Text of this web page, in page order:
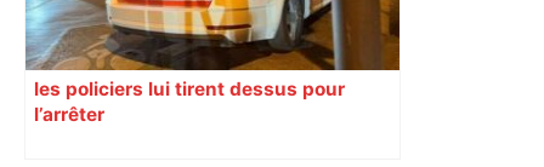
les policiers lui tirent dessus pour
l’arrêter